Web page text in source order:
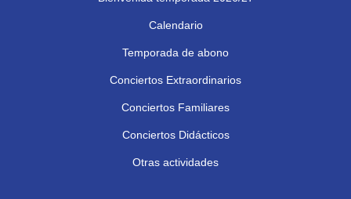
Calendario
Temporada de abono
Conciertos Extraordinarios
Conciertos Familiares
Conciertos Didácticos
Otras actividades